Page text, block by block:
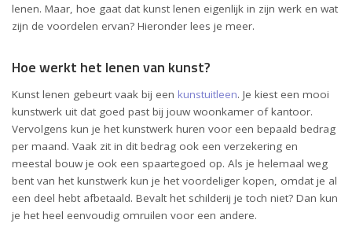
lenen. Maar, hoe gaat dat kunst lenen eigenlijk in zijn werk en wat
zijn de voordelen ervan? Hieronder lees je meer.
Hoe werkt het lenen van kunst?
Kunst lenen gebeurt vaak bij een kunstuitleen. Je kiest een mooi
kunstwerk uit dat goed past bij jouw woonkamer of kantoor.
Vervolgens kun je het kunstwerk huren voor een bepaald bedrag
per maand. Vaak zit in dit bedrag ook een verzekering en
meestal bouw je ook een spaartegoed op. Als je helemaal weg
bent van het kunstwerk kun je het voordeliger kopen, omdat je al
een deel hebt afbetaald. Bevalt het schilderij je toch niet? Dan kun
je het heel eenvoudig omruilen voor een andere.